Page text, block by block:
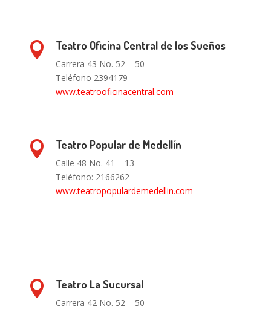
 Teatro Oficina Central de los Sueños
Carrera 43 No. 52 – 50
Teléfono 2394179
www.teatrooficinacentral.com
 Teatro Popular de Medellín
Calle 48 No. 41 – 13
Teléfono: 2166262
www.teatropopulardemedellin.com
 Teatro La Sucursal
Carrera 42 No. 52 – 50